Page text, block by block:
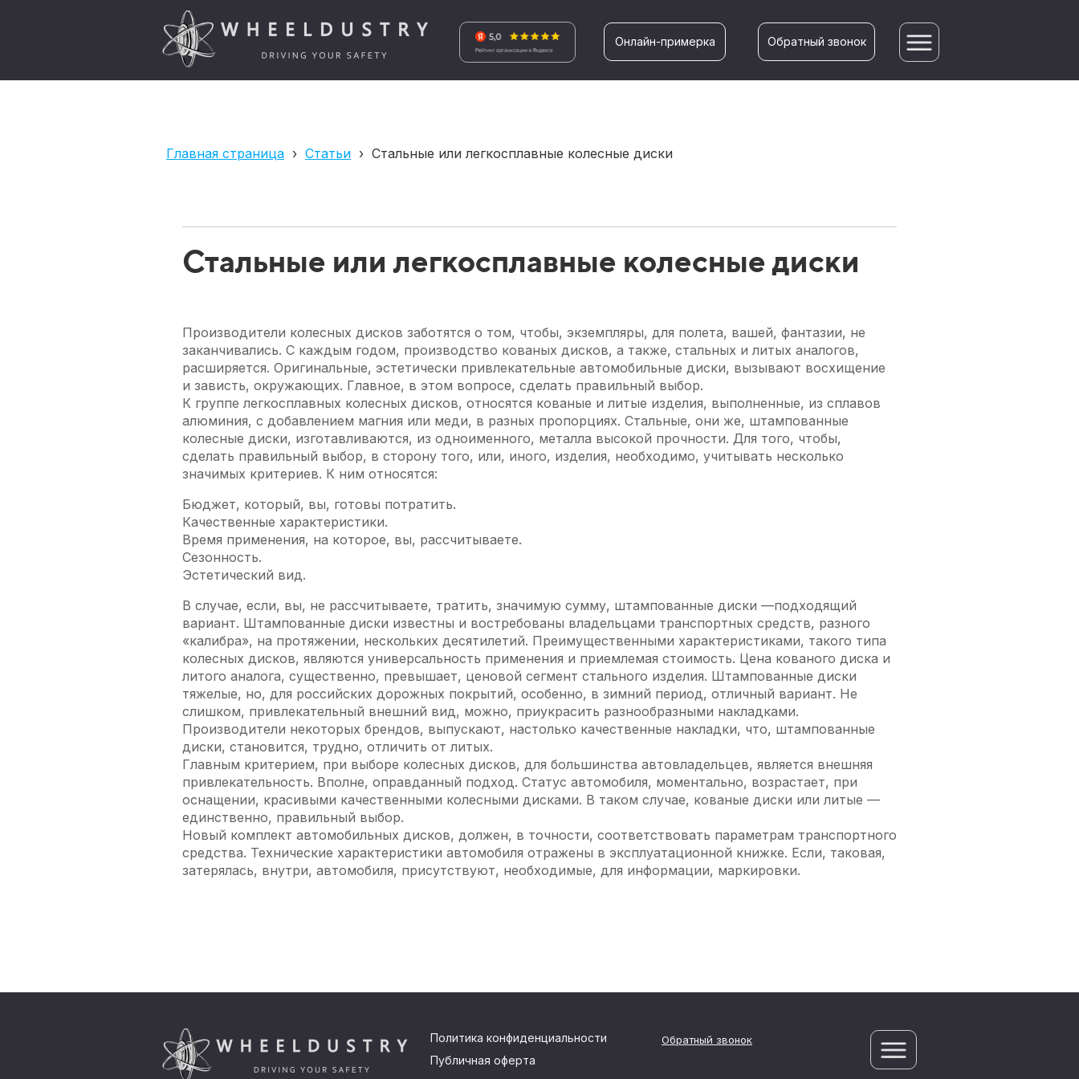
Онлайн-примерка Обратный звонок
Главная страница › Статьи › Стальные или легкосплавные колесные диски
Стальные или легкосплавные колесные диски
Производители колесных дисков заботятся о том, чтобы, экземпляры, для полета, вашей, фантазии, не
заканчивались. С каждым годом, производство кованых дисков, а также, стальных и литых аналогов,
расширяется. Оригинальные, эстетически привлекательные автомобильные диски, вызывают восхищение
и зависть, окружающих. Главное, в этом вопросе, сделать правильный выбор.
К группе легкосплавных колесных дисков, относятся кованые и литые изделия, выполненные, из сплавов
алюминия, с добавлением магния или меди, в разных пропорциях. Стальные, они же, штампованные
колесные диски, изготавливаются, из одноименного, металла высокой прочности. Для того, чтобы,
сделать правильный выбор, в сторону того, или, иного, изделия, необходимо, учитывать несколько
значимых критериев. К ним относятся:
Бюджет, который, вы, готовы потратить.
Качественные характеристики.
Время применения, на которое, вы, рассчитываете.
Сезонность.
Эстетический вид.
В случае, если, вы, не рассчитываете, тратить, значимую сумму, штампованные диски —подходящий
вариант. Штампованные диски известны и востребованы владельцами транспортных средств, разного
«калибра», на протяжении, нескольких десятилетий. Преимущественными характеристиками, такого типа
колесных дисков, являются универсальность применения и приемлемая стоимость. Цена кованого диска и
литого аналога, существенно, превышает, ценовой сегмент стального изделия. Штампованные диски
тяжелые, но, для российских дорожных покрытий, особенно, в зимний период, отличный вариант. Не
слишком, привлекательный внешний вид, можно, приукрасить разнообразными накладками.
Производители некоторых брендов, выпускают, настолько качественные накладки, что, штампованные
диски, становится, трудно, отличить от литых.
Главным критерием, при выборе колесных дисков, для большинства автовладельцев, является внешняя
привлекательность. Вполне, оправданный подход. Статус автомобиля, моментально, возрастает, при
оснащении, красивыми качественными колесными дисками. В таком случае, кованые диски или литые —
единственно, правильный выбор.
Новый комплект автомобильных дисков, должен, в точности, соответствовать параметрам транспортного
средства. Технические характеристики автомобиля отражены в эксплуатационной книжке. Если, таковая,
затерялась, внутри, автомобиля, присутствуют, необходимые, для информации, маркировки.
Политика конфиденциальности
Публичная оферта
Обратный звонок